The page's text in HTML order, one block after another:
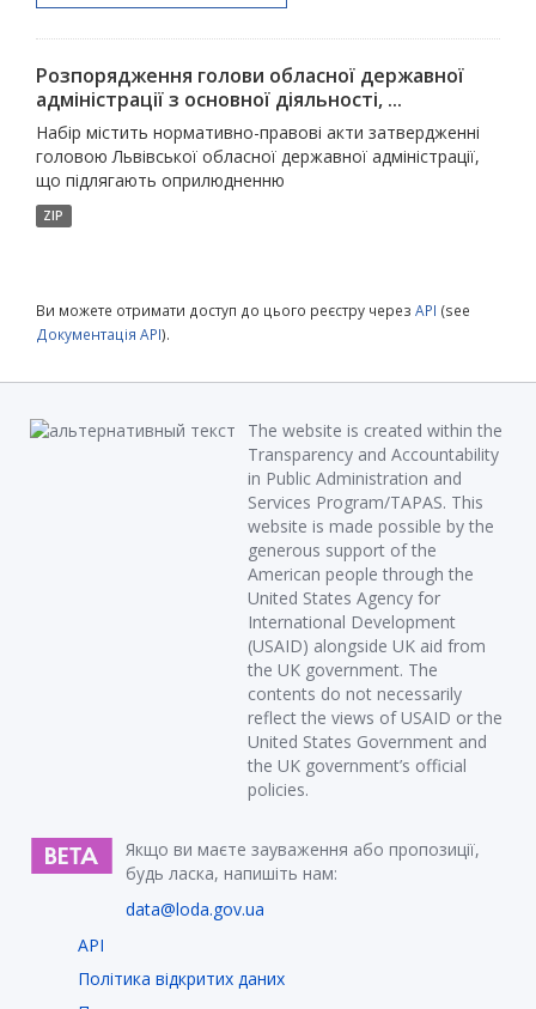
Розпорядження голови обласної державної
адміністрації з основної діяльності, ...
Набір містить нормативно-правові акти затвердженні
головою Львівської обласної державної адміністрації,
що підлягають оприлюдненню
ZIP
Ви можете отримати доступ до цього реєстру через API (see
Документація API).
The website is created within the
Transparency and Accountability
in Public Administration and
Services Program/TAPAS. This
website is made possible by the
generous support of the
American people through the
United States Agency for
International Development
(USAID) alongside UK aid from
the UK government. The
contents do not necessarily
reflect the views of USAID or the
United States Government and
the UK government’s official
policies.
Якщо ви маєте зауваження або пропозиції,
будь ласка, напишіть нам:
data@loda.gov.ua
API
Політика відкритих даних